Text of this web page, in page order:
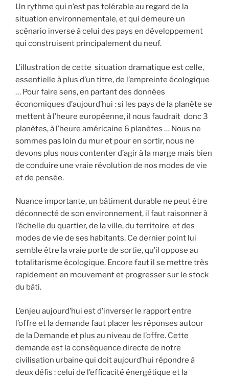
Un rythme qui n’est pas tolérable au regard de la
situation environnementale, et qui demeure un
scénario inverse à celui des pays en développement
qui construisent principalement du neuf.
L’illustration de cette situation dramatique est celle,
essentielle à plus d’un titre, de l’empreinte écologique
… Pour faire sens, en partant des données
économiques d’aujourd’hui : si les pays de la planète se
mettent à l’heure européenne, il nous faudrait donc 3
planètes, à l’heure américaine 6 planètes … Nous ne
sommes pas loin du mur et pour en sortir, nous ne
devons plus nous contenter d’agir à la marge mais bien
de conduire une vraie révolution de nos modes de vie
et de pensée.
Nuance importante, un bâtiment durable ne peut être
déconnecté de son environnement, il faut raisonner à
l’échelle du quartier, de la ville, du territoire et des
modes de vie de ses habitants. Ce dernier point lui
semble être la vraie porte de sortie, qu’il oppose au
totalitarisme écologique. Encore faut il se mettre très
rapidement en mouvement et progresser sur le stock
du bâti.
L’enjeu aujourd’hui est d’inverser le rapport entre
l’offre et la demande faut placer les réponses autour
de la Demande et plus au niveau de l’offre. Cette
demande est la conséquence directe de notre
civilisation urbaine qui doit aujourd’hui répondre à
deux défis : celui de l’efficacité énergétique et la